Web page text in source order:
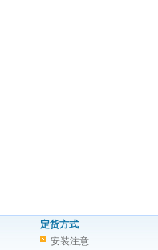
定货方式
安装注意